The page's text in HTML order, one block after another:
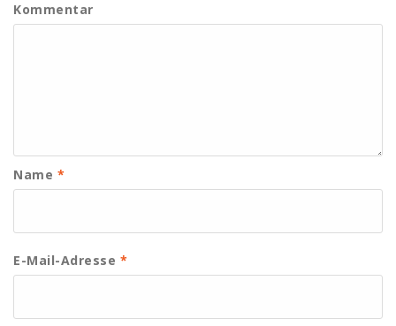
Kommentar
Name *
E-Mail-Adresse *